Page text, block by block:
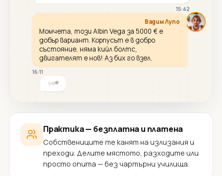
15:42
Вадим Лупо
Момчета, този Albin Vega за 5000 € е
добър вариант. Корпусът е в добро
състояние, няма кийл болтс,
двигателят е нов! Аз бих го взел.
16:11
Практика — безплатна и платена
Собствениците те канят на излизания и
преходи. Делите мястото, разходите или
просто опита — без чартърни училища.